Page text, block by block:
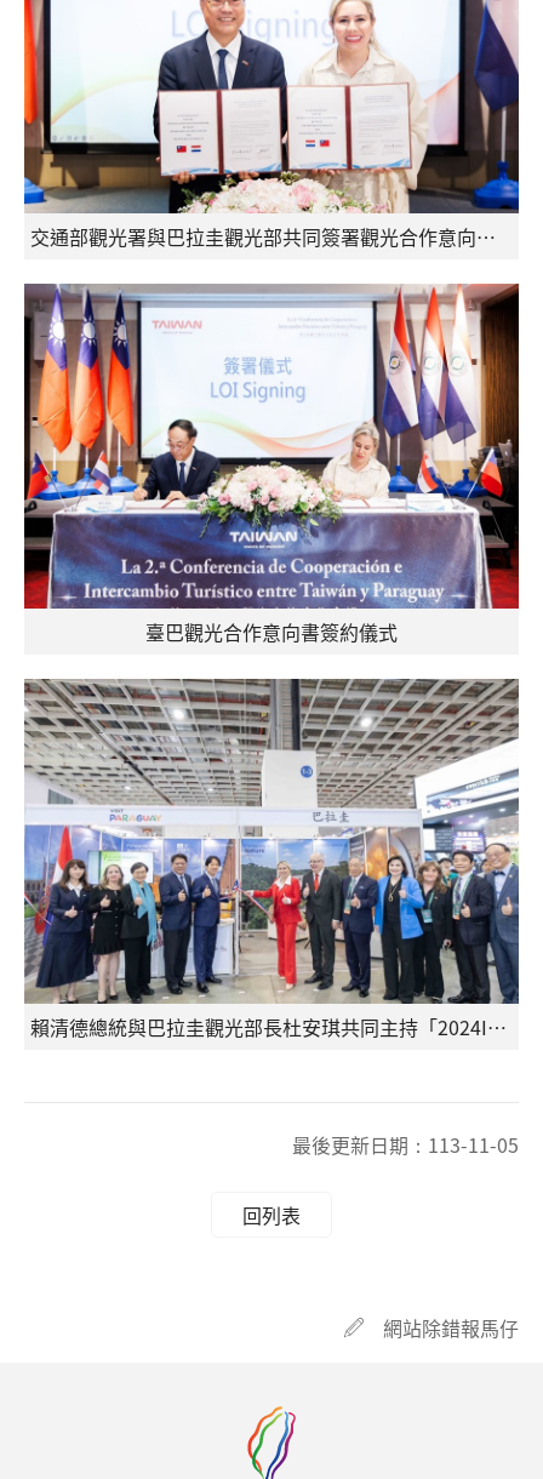
交通部觀光署與巴拉圭觀光部共同簽署觀光合作意向書LOI
臺巴觀光合作意向書簽約儀式
賴清德總統與巴拉圭觀光部長杜安琪共同主持「2024ITF台北國際旅展」-巴拉圭展攤開幕儀式
最後更新日期： 113-11-05
回列表
網站除錯報馬仔